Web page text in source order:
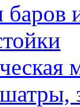
баров